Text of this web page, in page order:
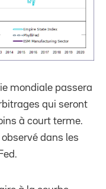
mondiale passera
qui seront
à court terme.
dans les